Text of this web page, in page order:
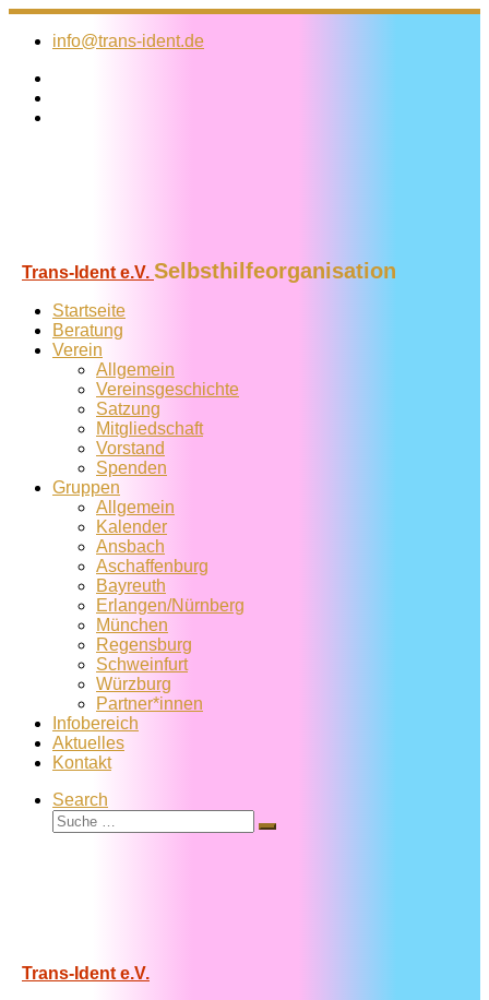
Zum
Inhalt
info@trans-ident.de
Trans-Ident e.V. Selbsthilfeorganisation
Startseite
Beratung
Verein
Allgemein
Vereins­geschichte
Satzung
Mitglied­schaft
Vorstand
Spenden
Gruppen
Allgemein
Kalender
Ansbach
Aschaffenburg
Bayreuth
Erlangen/Nürnberg
München
Regensburg
Schweinfurt
Würzburg
Partner*innen
Infobereich
Aktuelles
Kontakt
Search
Suche
Suche
Trans-Ident e.V.